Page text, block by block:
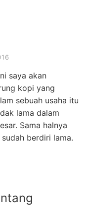
saya akan
kopi yang
sebuah usaha itu
lama dalam
Sama halnya
berdiri lama.